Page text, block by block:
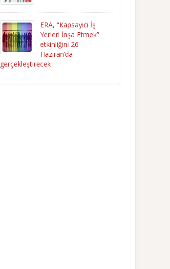
ERA, “Kapsayıcı İş
Yerleri İnşa Etmek”
etkinliğini 26
Haziran’da
gerçekleştirecek